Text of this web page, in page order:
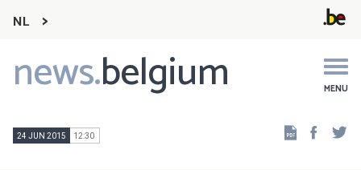
NL
news.belgium MENU
Main
navigation
24 JUN 2015 12:30